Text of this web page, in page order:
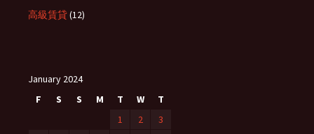
高級賃貸(12)
January 2024
F
S S M T W T
1 2
3